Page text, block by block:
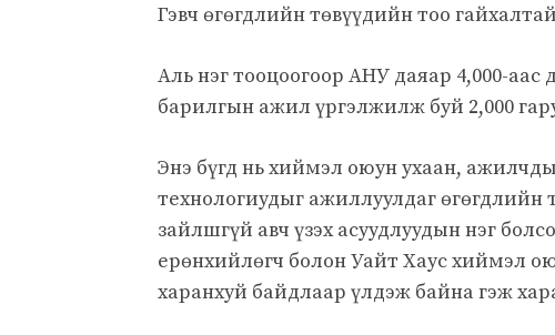
Гэвч өгөгдлийн төвүүдийн тоо
Аль нэг тооцоогоор АНУ даяар 4,000-
барилгын ажил үргэлжилж буй 2,000
Энэ бүгд нь хиймэл оюун ухаан,
технологиудыг ажиллуулдаг өгөгдлийн
зайлшгүй авч үзэх асуудлуудын нэг
ерөнхийлөгч болон Уайт Хаус хиймэл
харанхуй байдлаар үлдэж байна гэж